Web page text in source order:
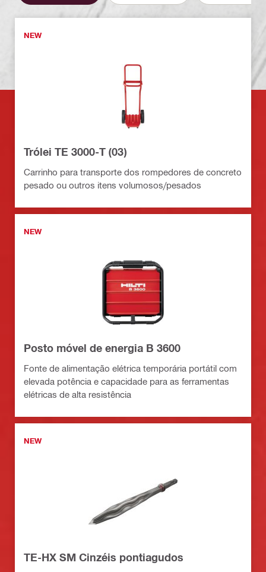
NEW
Trólei TE 3000-T (03)
Carrinho para transporte dos rompedores de concreto
pesado ou outros itens volumosos/pesados
NEW
Posto móvel de energia B 3600
Fonte de alimentação elétrica temporária portátil com
elevada potência e capacidade para as ferramentas
elétricas de alta resistência
NEW
TE-HX SM Cinzéis pontiagudos